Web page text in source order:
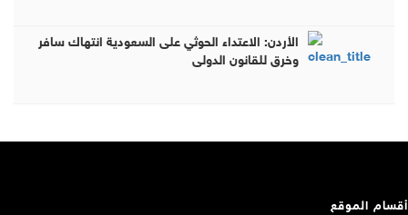
الأردن: الاعتداء الحوثي على السعودية انتهاك سافر
وخرق للقانون الدولي
أقسام الموقع